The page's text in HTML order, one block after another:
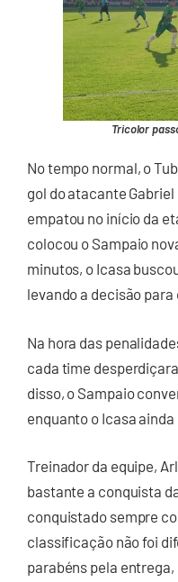
Tricolor
No tempo normal, o
gol do atacante
empatou no início da
colocou o Sampaio
minutos, o Icasa
levando a decisão
Na hora das
cada time
disso, o Sampaio
enquanto o Icasa
Treinador da equipe,
bastante a conquista
conquistado sempre
classificação não foi
parabéns pela